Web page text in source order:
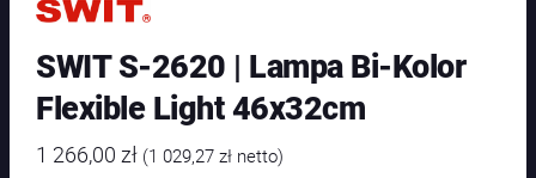
SWIT S-2620 | Lampa Bi-Kolor
Flexible Light 46x32cm
1 266,00zł (1 029,27zł netto)